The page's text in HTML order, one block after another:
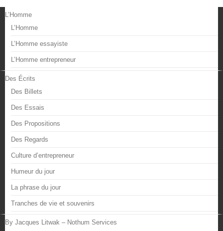
L’Homme
L’Homme
L’Homme essayiste
L’Homme entrepreneur
Des Écrits
Des Billets
Des Essais
Des Propositions
Des Regards
Culture d’entrepreneur
Humeur du jour
La phrase du jour
Tranches de vie et souvenirs
By Jacques Litwak – Nothum Services